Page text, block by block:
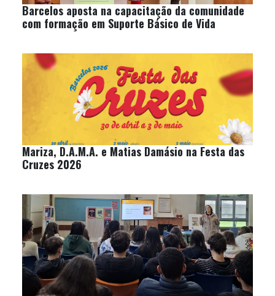
Barcelos aposta na capacitação da comunidade
com formação em Suporte Básico de Vida
Mariza, D.A.M.A. e Matias Damásio na Festa das
Cruzes 2026